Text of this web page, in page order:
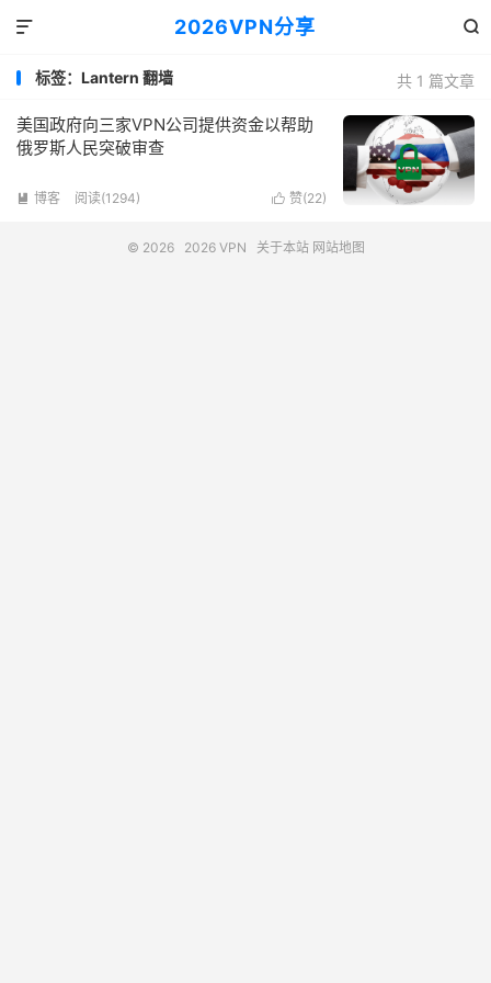
2026VPN分享 

共 1 篇文章
标签：Lantern 翻墙
美国政府向三家VPN公司提供资金以帮助
俄罗斯人民突破审查
 赞(22)
 博客 阅读(1294)
© 2026 2026 VPN 关于本站 网站地图